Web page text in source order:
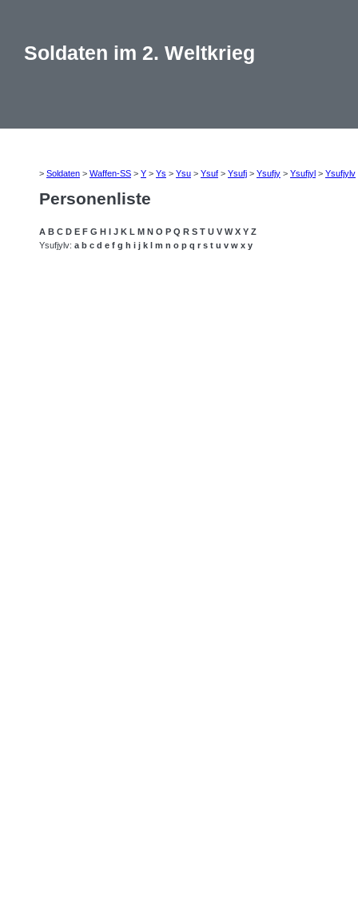
Soldaten im 2. Weltkrieg
> Soldaten > Waffen-SS > Y > Ys > Ysu > Ysuf > Ysufj > Ysufjy > Ysufjyl > Ysufjylv
Personenliste
A B C D E F G H I J K L M N O P Q R S T U V W X Y Z
Ysufjylv: a b c d e f g h i j k l m n o p q r s t u v w x y